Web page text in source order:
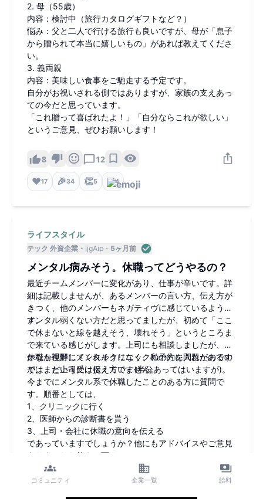
2. 母（55歳）
内容：検討中（旅行カタログギフトなど？）
悩み：父と二人で行ける旅行も良いですが、母が「息子
から贈られて本当に嬉しいもの」があれば教えてくださ
い。
3. 義両親
内容：美味しい食事をご馳走する予定です。
自分がお祝いされる側ではありますが、家族の支えあっ
ての今だと思っています。
「これ贈って喜ばれたよ！」「自分ならこれが欲しい」
というご意見、ぜひお願いします！
8 12
❤️17 🎉34 👏5 4
ライフスタイル
テック 外資企業 ijgAip 5ヶ月前
メンタル病みそう。休職ってどうやるの？
最近チームメンバーに変化があり、仕事が辛いです。詳
細は記載しませんが、あるメンバーの言い方、伝え方が
きつく、他のメンバーもネガティヴに感じているようで
す。
メンタル弱くない方だと思ってましたが、初めて「ここ
で休まないと線を越えそう、壊れそう」というところま
で来ている感じがします。上司にも相談しましたが、な
かなか理解してくれそうになく、私の方に問題があるの
では、という受け捉え方です(半分あってはいますが)。
休職も視野にメンタルクリニックの予約を入れたのです
が、まだ上司には伝えていません。
今までにメンタル系で休職したことのある方に質問で
す。順番としては、
1、クリニックに行く
2、医師からの診断書を貰う
3、上司・会社に休職の意向を伝える
であっていますでしょうか？他にもアドバイスやご意見
ありましたら教えて下さい。
5
コミュニティ 企業一覧 給料